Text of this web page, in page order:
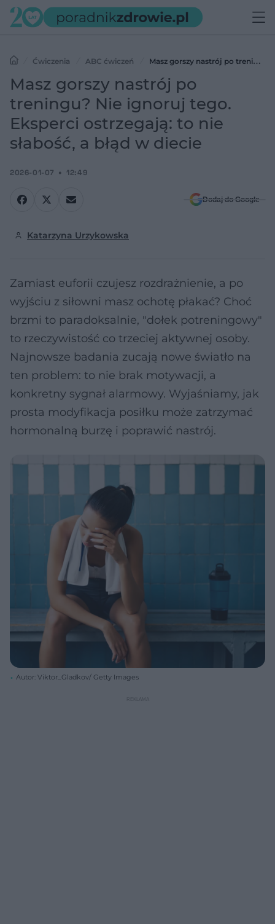
Ćwiczenia ABC ćwiczeń
Masz gorszy nastrój po treningu?
Nie ignoruj tego. Eksperci ostrzegają: to nie słabość, a błąd w diecie
Masz gorszy nastrój po
treningu? Nie ignoruj tego.
Eksperci ostrzegają: to nie
słabość, a błąd w diecie
2026-01-07 12:49
Dodaj do Google
Katarzyna Urzykowska
Zamiast euforii czujesz rozdrażnienie, a po
wyjściu z siłowni masz ochotę płakać? Choć
brzmi to paradoksalnie, "dołek potreningowy"
to rzeczywistość co trzeciej aktywnej osoby.
Najnowsze badania zucają nowe światło na
ten problem: to nie brak motywacji, a
konkretny sygnał alarmowy. Wyjaśniamy, jak
prosta modyfikacja posiłku może zatrzymać
hormonalną burzę i poprawić nastrój.
Autor: Viktor_Gladkov/ Getty Images